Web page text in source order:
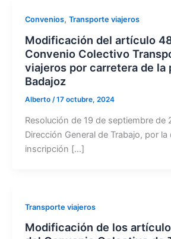
Convenios, Transporte viajeros
Modificación del artículo
Convenio Colectivo
viajeros por carretera de la
Badajoz
Alberto /17 octubre, 2024
Resolución de 19 de septiembre de
Dirección General de Trabajo, por la
inscripción […]
Transporte viajeros
Modificación de los